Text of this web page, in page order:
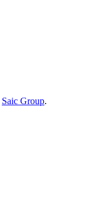
Saic Group.